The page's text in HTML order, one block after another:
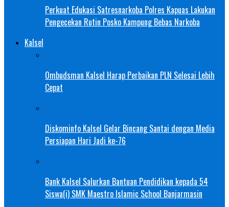
Perkuat Edukasi Satresnarkoba Polres Kapuas Lakukan
Pengecekan Rutin Posko Kampung Bebas Narkoba
Kalsel
Ombudsman Kalsel Harap Perbaikan PLN Selesai Lebih
Cepat
Diskominfo Kalsel Gelar Bincang Santai dengan Media
Persiapan Hari Jadi ke-76
Bank Kalsel Salurkan Bantuan Pendidikan kepada 54
Siswa(i) SMK Maestro Islamic School Banjarmasin